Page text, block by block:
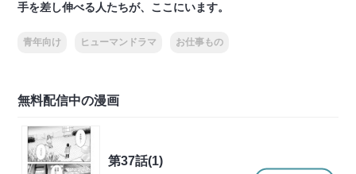
手を差し伸べる人たちが、ここにいます。
青年向け ヒューマンドラマ お仕事もの
無料配信中の漫画
第37話(1)